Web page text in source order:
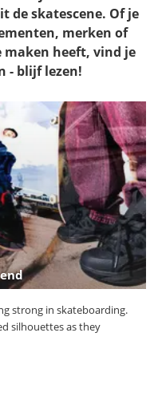
de skatescene. Of je
merken of
heeft, vind je
- blijf lezen!
strong in skateboarding.
silhouettes as they